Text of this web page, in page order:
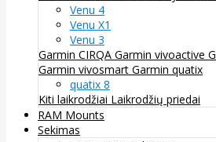
Venu 4
Venu X1
Venu 3
Garmin CIRQA Garmin vivoactive
Garmin vivosmart Garmin quatix
quatix 8
Kiti laikrodžiai Laikrodžių priedai
RAM Mounts
Sekimas